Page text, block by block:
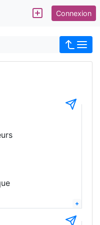
Rechercher Connexion